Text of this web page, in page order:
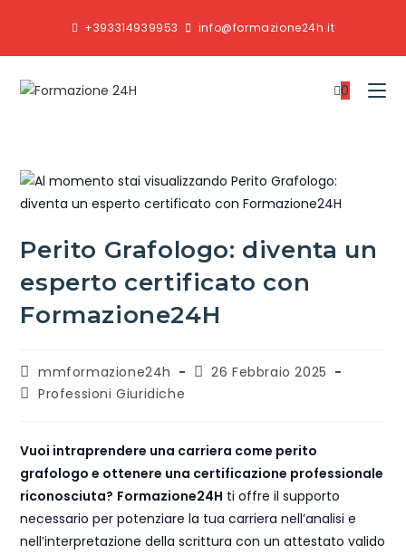
+393314939953 info@formazione24h.it
0
Perito Grafologo: diventa un
esperto certificato con
Formazione24H
mmformazione24h
26 Febbraio 2025
Professioni Giuridiche
Vuoi intraprendere una carriera come perito
grafologo e ottenere una certificazione professionale
riconosciuta? Formazione24H ti offre il supporto
necessario per potenziare la tua carriera nell’analisi e
nell’interpretazione della scrittura con un attestato valido